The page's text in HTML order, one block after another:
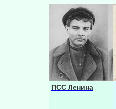
ПСС Ленина